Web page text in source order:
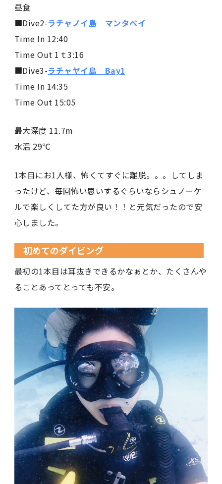
昼食
■Dive2-ラチャノイ島 マンタベイ
Time In 12:40
Time Out 1ｔ3:16
■Dive3-ラチャヤイ島 Bay1
Time In 14:35
Time Out 15:05
最大深度 11.7m
水温 29℃
1本目にお1人様、怖くてすぐに離脱。。。してしま
ったけど、毎回怖い思いするぐらいならシュノーケ
ルで楽しくしてた方が良い！！と元気だったので安
心しました。
初めてのダイビング
最初の1本目は耳抜きできるかなぁとか、たくさんや
ることあってとっても不安。